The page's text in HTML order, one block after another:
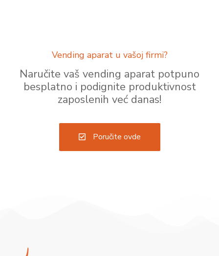
Vending aparat u vašoj firmi?
Naručite vaš vending aparat potpuno
besplatno i podignite produktivnost
zaposlenih već danas!
Poručite ovde